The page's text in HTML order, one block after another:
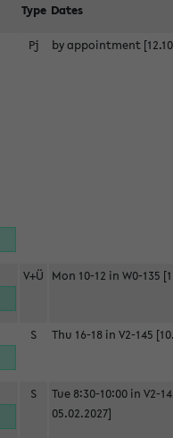
Type Dates
Pj by appointment
V+Ü Mon 10-12 in W0-135
S Thu 16-18 in V2-145
S
Tue 8:30-10:00 in V2-
05.02.2027]